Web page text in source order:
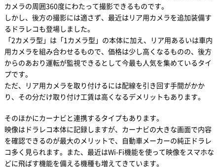
カメラの周囲360度にわたって撮影できるものです。
しかし、後方の撮影には適さず、最近はリア用カメラを追加装備す
るドラレコも登場しました。
「2カメラ型」は「1カメラ型」の本体に加え、リア用あるいは車内
用カメラを組み合わせるもので、価格は少し高くなるものの、後方
からのあおり運転が監視できるとして今最も人気を集めているタイ
プです。
ただ、リア用カメラを取り付けるには配線を引き回す手間がかか
り、その分だけ取り付け工賃は高くなるデメリットもあります。
そのほかにカーナビと連携するタイプもあります。
映像はドラレコ本体に記録しますが、カーナビの大きな画面で内容
を確認できるのが最大のメリットで、自動車メーカーの純正ドラレ
コ多く見られます。また、最近はWi-Fi機能を使って映像をスマホな
どに飛ばす機能を備える機種も増えてきています。